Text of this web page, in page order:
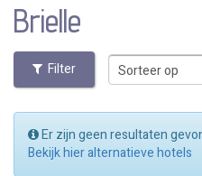
Brielle
Filter
Er zijn geen resultaten
Bekijk hier alternatieve hotels